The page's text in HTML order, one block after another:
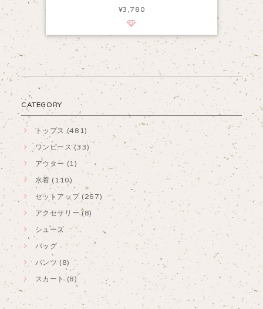
¥3,780
CATEGORY
トップス (481)
ワンピース (33)
アウター (1)
水着 (110)
セットアップ (267)
アクセサリー (8)
シューズ
バッグ
パンツ (8)
スカート (8)